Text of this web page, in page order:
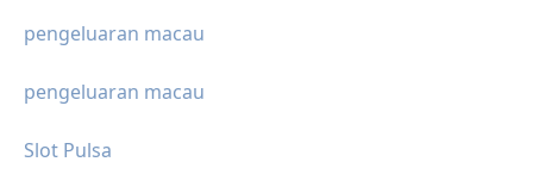
pengeluaran macau
pengeluaran macau
Slot Pulsa